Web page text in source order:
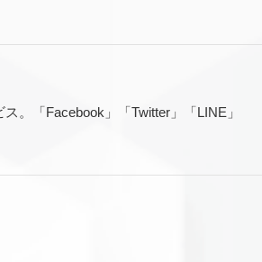
。「Facebook」「Twitter」「LINE」